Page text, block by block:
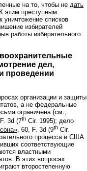
на то, чтобы не дать
этим преступным
уничтожение списков
избирателей
работы избирательного
дел,
проведении
организации и защиты
а не федеральные
ограничена (см.,
3d (7th Cir. 1995); дело
60, F. 3d (9th Cir.
процесса в США
соответствующие
властными
В этих вопросах
второстепенную